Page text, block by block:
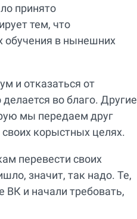
принято
тем, что
обучения в нынешних
и отказаться от
во благо. Другие
мы передаем друг
своих корыстных целях.
перевести своих
значит, так надо. Те,
и начали требовать,